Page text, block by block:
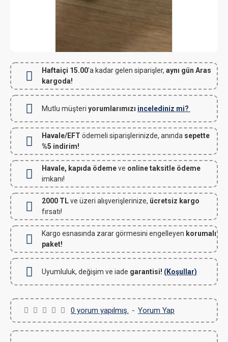
Haftaiçi 15.00'a kadar gelen siparişler, aynı gün Aras
kargoda!
Mutlu müşteri yorumlarımızı incelediniz mi?
Havale/EFT ödemeli siparişlerinizde, anında sepette
%5 indirim!
Havale, kapıda ödemeve online taksitle ödeme
imkanı!
2000 TLve üzeri alışverişlerinize, ücretsiz kargo
fırsatı!
Kargo esnasında zarar görmesini engelleyen korumalı
paket!
Uyumluluk, değişim ve iade garantisi! (Koşullar)
0 yorum yapılmış. - Yorum Yap